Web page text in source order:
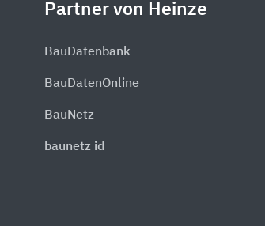
Partner von Heinze
BauDatenbank
BauDatenOnline
BauNetz
baunetz id